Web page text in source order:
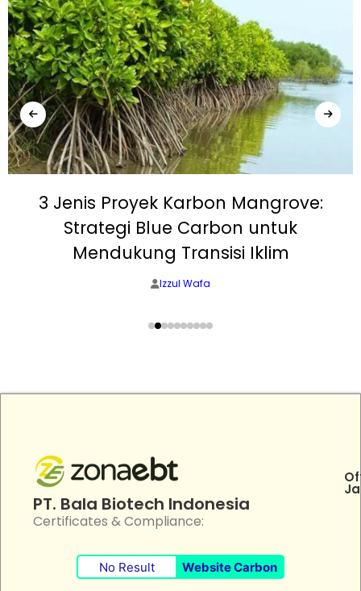
3 Jenis Proyek Karbon Mangrove:
Strategi Blue Carbon untuk
Mendukung Transisi Iklim
Izzul Wafa
PT. Bala Biotech Indonesia
Certificates & Compliance:
No Result Website Carbon